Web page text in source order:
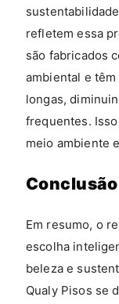
refletem essa
são fabricados
ambiental e
longas,
frequentes.
meio ambiente
Conclusão
Em resumo, o
escolha
beleza e
Qualy Pisos se